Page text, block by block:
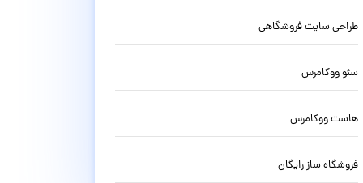
طراحی سایت فروشگاهی
سئو ووکامرس
هاست ووکامرس
فروشگاه ساز رایگان